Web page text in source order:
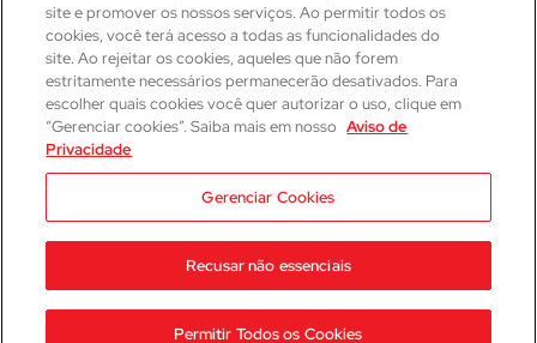
CRM 31-PR
Responsável Técnica Médica
CRM: 29623-PR | RQE: 21593
2023 © Hospital Cajuru Aviso de Privacidade
site e promover os nossos serviços. Ao permitir todos os
cookies, você terá acesso a todas as funcionalidades do
site. Ao rejeitar os cookies, aqueles que não forem
estritamente necessários permanecerão desativados. Para
escolher quais cookies você quer autorizar o uso, clique em
“Gerenciar cookies”. Saiba mais em nosso Aviso de
Privacidade
Gerenciar Cookies
Recusar não essenciais
Permitir Todos os Cookies